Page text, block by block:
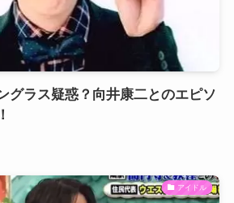
グラス疑惑？向井康二とのエピソ
アイドル